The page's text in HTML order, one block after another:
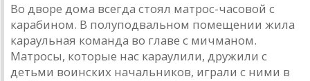
Во дворе дома всегда стоял матрос-часовой с
карабином. В полуподвальном помещении жила
караульная команда во главе с мичманом.
Матросы, которые нас караулили, дружили с
детьми воинских начальников, играли с ними в